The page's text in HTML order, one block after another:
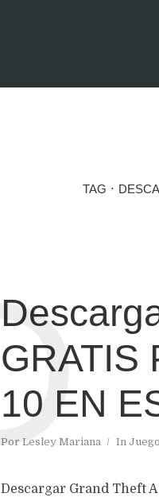
TAG
GRATIS
10 EN
Por Lesley Mariana In
D
Descargar Grand Theft